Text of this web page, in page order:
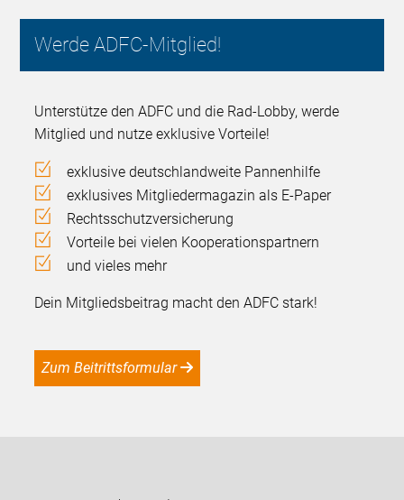
Werde ADFC-Mitglied!
Unterstütze den ADFC und die Rad-Lobby, werde
Mitglied und nutze exklusive Vorteile!
exklusive deutschlandweite Pannenhilfe
exklusives Mitgliedermagazin als E-Paper
Rechtsschutzversicherung
Vorteile bei vielen Kooperationspartnern
und vieles mehr
Dein Mitgliedsbeitrag macht den ADFC stark!
Zum Beitrittsformular